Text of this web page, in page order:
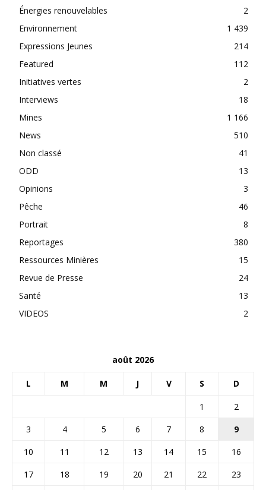
Énergies renouvelables
2
Environnement
1 439
Expressions Jeunes
214
Featured
112
Initiatives vertes
2
Interviews
18
Mines
1 166
News
510
Non classé
41
ODD
13
Opinions
3
Pêche
46
Portrait
8
Reportages
380
Ressources Minières
15
Revue de Presse
24
Santé
13
VIDEOS
2
août 2026
L M M J V S D
1
2
3
4 5 6 7 8
9
10
11 12 13 14 15
16
17
18 19 20 21 22
23